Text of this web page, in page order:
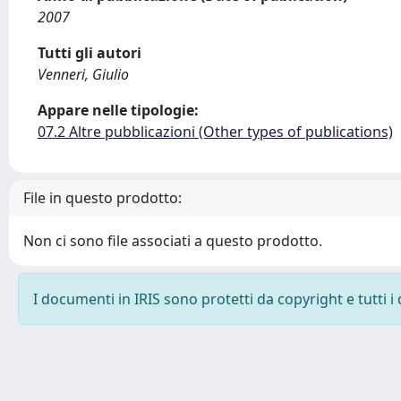
2007
Tutti gli autori
Venneri, Giulio
Appare nelle tipologie:
07.2 Altre pubblicazioni (Other types of publications)
File in questo prodotto:
Non ci sono file associati a questo prodotto.
I documenti in IRIS sono protetti da copyright e tutti